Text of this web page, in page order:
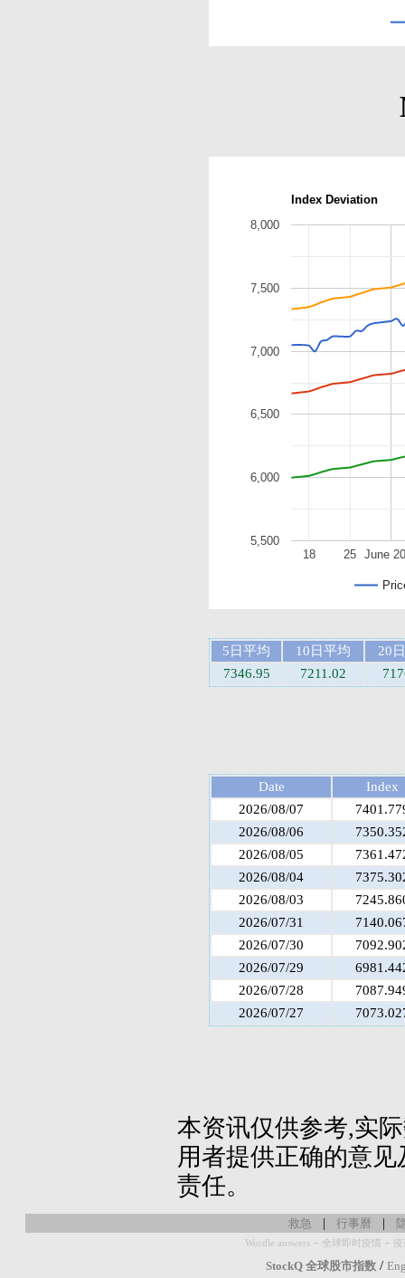
Index Deviation
June
18 25
5,500
6,000
6,500
7,000
7,500
8,000
5日平均 10日平均
20
7346.95
7211.02
Date
Index
2026/08/07
2026/08/06
2026/08/05
2026/08/04
2026/08/03
2026/07/31
2026/07/30
2026/07/29
2026/07/28
2026/07/27
本资讯仅供参考,实
用者提供正确的意
责任。
救急 | 行事曆 |
Wordle answers - 全球即时疫情 -
StockQ 全球股市指数 /